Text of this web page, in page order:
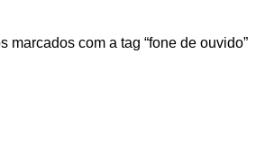
marcados com a tag “fone de ouvido”